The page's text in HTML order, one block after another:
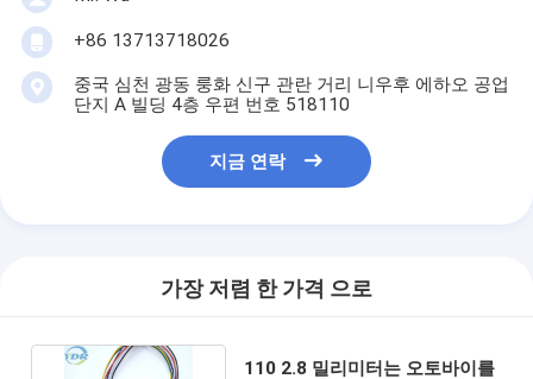
+86 13713718026
중국 심천 광동 룽화 신구 관란 거리 니우후 에하오 공업
단지 A 빌딩 4층 우편 번호 518110
지금 연락
가장 저렴 한 가격 으로
110 2.8 밀리미터는 오토바이를